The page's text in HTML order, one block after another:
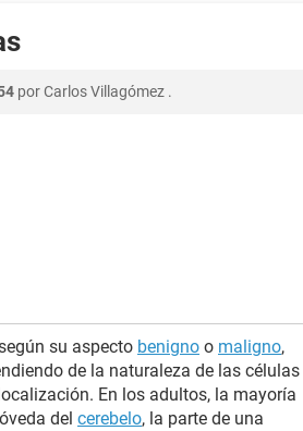
porCarlos Villagómez .
su aspecto benigno o maligno,
de la naturaleza de las células
En los adultos, la mayoría
del cerebelo, la parte de una